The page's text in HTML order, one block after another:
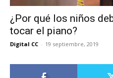
¿Por qué los niños
tocar el piano?
Digital CC - 19 septiembre, 2019